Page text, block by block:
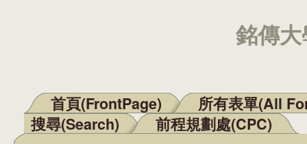
銘傳
Main menu
首頁(FrontPage)
所有表單(All
搜尋(Search)
前程規劃處(CPC)